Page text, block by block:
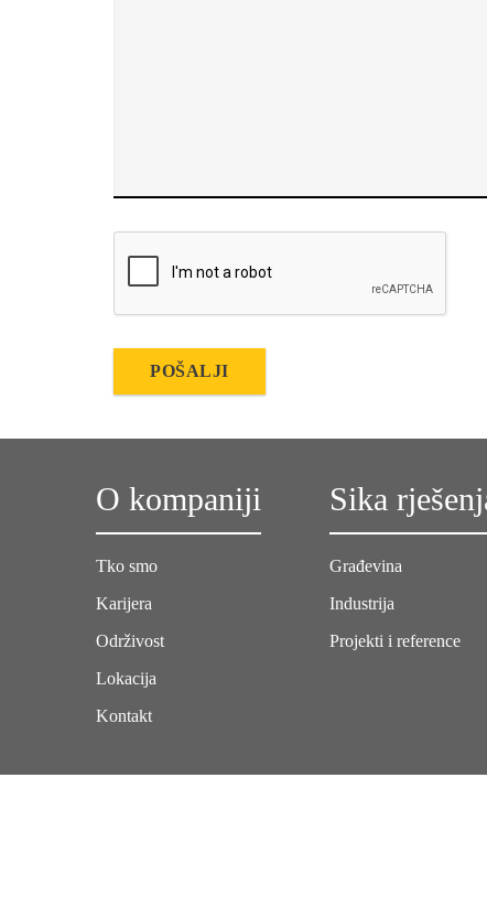
POŠALJI
O kompaniji
Tko smo
Karijera
Održivost
Lokacija
Kontakt
Sika
Građevina
Industrija
Projekti i reference